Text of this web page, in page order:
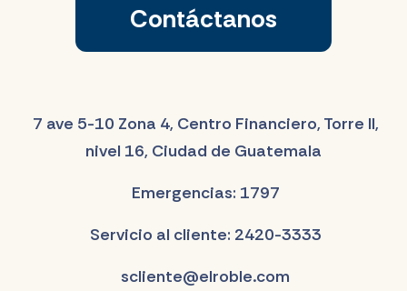
Contáctanos
7 ave 5-10 Zona 4, Centro Financiero, Torre II,
nivel 16, Ciudad de Guatemala
Emergencias: 1797
Servicio al cliente: 2420-3333
scliente@elroble.com